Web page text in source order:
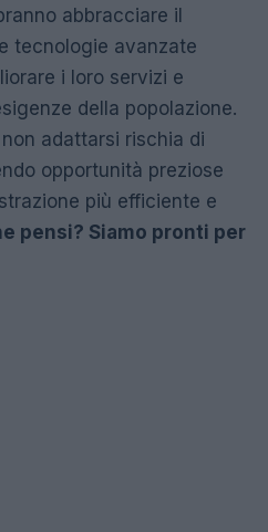
abbracciare il
tecnologie avanzate
i loro servizi e
della popolazione.
adattarsi rischia di
opportunità preziose
più efficiente e
pensi? Siamo pronti per